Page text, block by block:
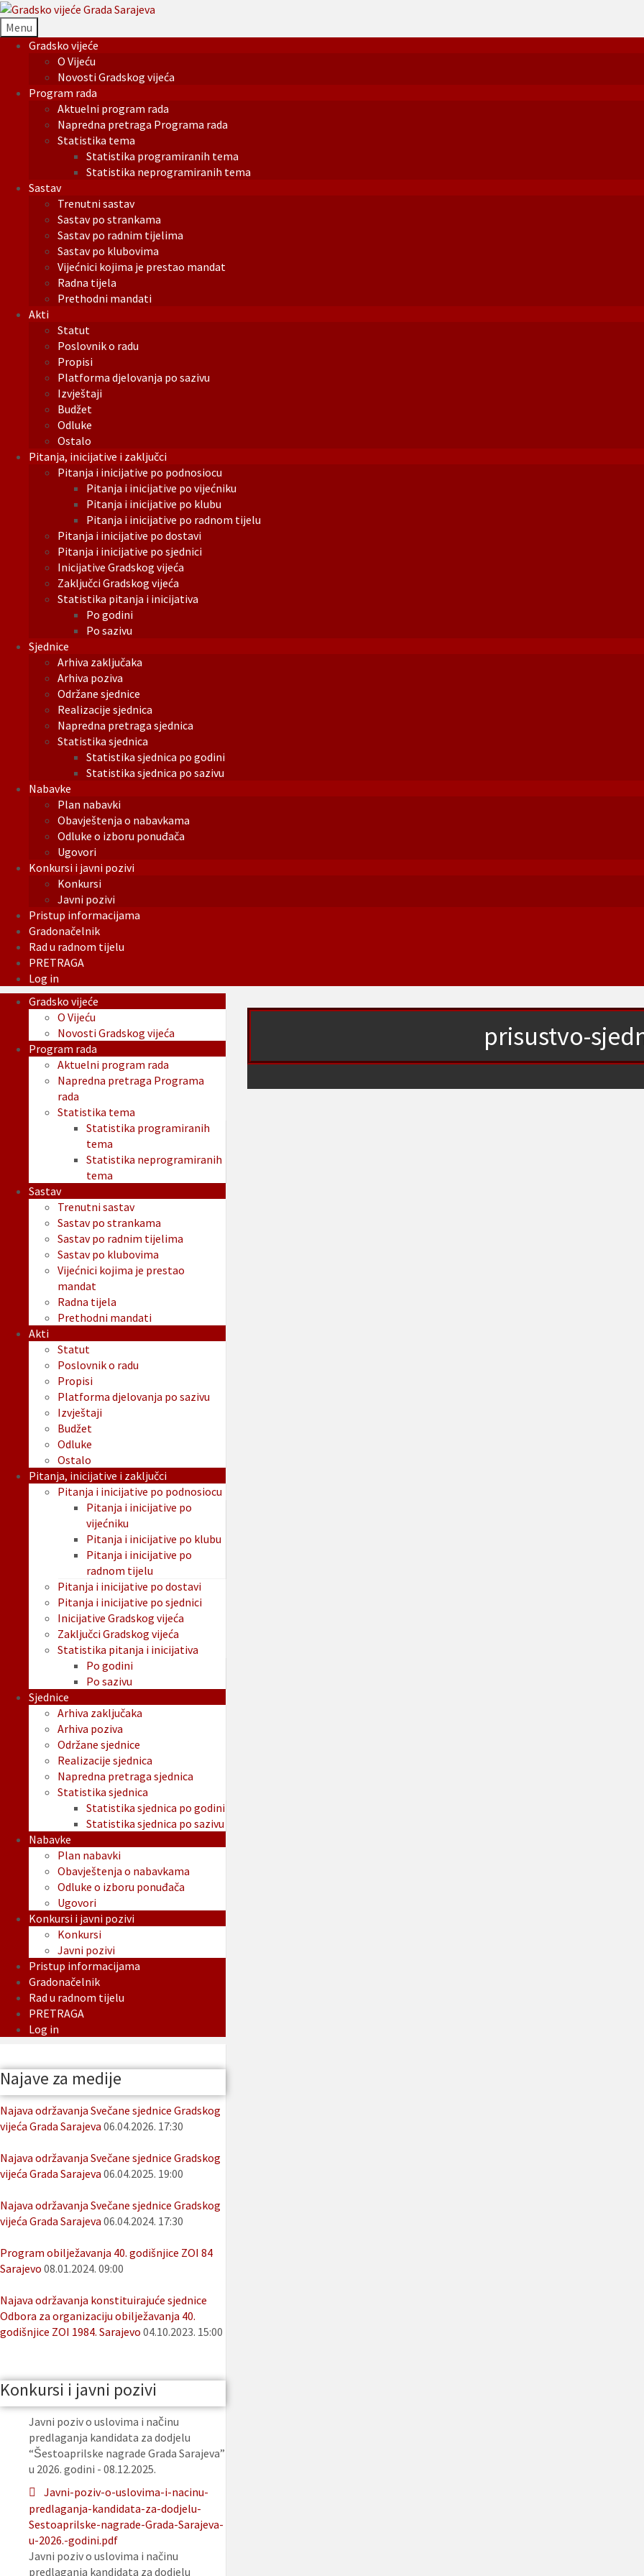
Menu
Gradsko vijeće
O Vijeću
Novosti Gradskog vijeća
Program rada
Aktuelni program rada
Napredna pretraga Programa rada
Statistika tema
Statistika programiranih tema
Statistika neprogramiranih tema
Sastav
Trenutni sastav
Sastav po strankama
Sastav po radnim tijelima
Sastav po klubovima
Vijećnici kojima je prestao mandat
Radna tijela
Prethodni mandati
Akti
Statut
Poslovnik o radu
Propisi
Platforma djelovanja po sazivu
Izvještaji
Budžet
Odluke
Ostalo
Pitanja, inicijative i zaključci
Pitanja i inicijative po podnosiocu
Pitanja i inicijative po vijećniku
Pitanja i inicijative po klubu
Pitanja i inicijative po radnom tijelu
Pitanja i inicijative po dostavi
Pitanja i inicijative po sjednici
Inicijative Gradskog vijeća
Zaključci Gradskog vijeća
Statistika pitanja i inicijativa
Po godini
Po sazivu
Sjednice
Arhiva zaključaka
Arhiva poziva
Održane sjednice
Realizacije sjednica
Napredna pretraga sjednica
Statistika sjednica
Statistika sjednica po godini
Statistika sjednica po sazivu
Nabavke
Plan nabavki
Obavještenja o nabavkama
Odluke o izboru ponuđača
Ugovori
Konkursi i javni pozivi
Konkursi
Javni pozivi
Pristup informacijama
Gradonačelnik
Rad u radnom tijelu
PRETRAGA
Log in
prisustvo-
Gradsko vijeće
O Vijeću
Novosti Gradskog vijeća
Program rada
Aktuelni program rada
Napredna pretraga Programa
rada
Statistika tema
Statistika programiranih
tema
Statistika neprogramiranih
tema
Sastav
Trenutni sastav
Sastav po strankama
Sastav po radnim tijelima
Sastav po klubovima
Vijećnici kojima je prestao
mandat
Radna tijela
Prethodni mandati
Akti
Statut
Poslovnik o radu
Propisi
Platforma djelovanja po sazivu
Izvještaji
Budžet
Odluke
Ostalo
Pitanja, inicijative i zaključci
Pitanja i inicijative po podnosiocu
Pitanja i inicijative po
vijećniku
Pitanja i inicijative po klubu
Pitanja i inicijative po
radnom tijelu
Pitanja i inicijative po dostavi
Pitanja i inicijative po sjednici
Inicijative Gradskog vijeća
Zaključci Gradskog vijeća
Statistika pitanja i inicijativa
Po godini
Po sazivu
Sjednice
Arhiva zaključaka
Arhiva poziva
Održane sjednice
Realizacije sjednica
Napredna pretraga sjednica
Statistika sjednica
Statistika sjednica po godini
Statistika sjednica po sazivu
Nabavke
Plan nabavki
Obavještenja o nabavkama
Odluke o izboru ponuđača
Ugovori
Konkursi i javni pozivi
Konkursi
Javni pozivi
Pristup informacijama
Gradonačelnik
Rad u radnom tijelu
PRETRAGA
Log in
Najave za medije
Najava održavanja Svečane sjednice Gradskog
vijeća Grada Sarajeva 06.04.2026. 17:30
Najava održavanja Svečane sjednice Gradskog
vijeća Grada Sarajeva 06.04.2025. 19:00
Najava održavanja Svečane sjednice Gradskog
vijeća Grada Sarajeva 06.04.2024. 17:30
Program obilježavanja 40. godišnjice ZOI 84
Sarajevo 08.01.2024. 09:00
Najava održavanja konstituirajuće sjednice
Odbora za organizaciju obilježavanja 40.
godišnjice ZOI 1984. Sarajevo 04.10.2023. 15:00
Konkursi i javni pozivi
Javni poziv o uslovima i načinu
predlaganja kandidata za dodjelu
“Šestoaprilske nagrade Grada Sarajeva”
u 2026. godini - 08.12.2025.
Javni-poziv-o-uslovima-i-nacinu-
predlaganja-kandidata-za-dodjelu-
Sestoaprilske-nagrade-Grada-Sarajeva-
u-2026.-godini.pdf
Javni poziv o uslovima i načinu
predlaganja kandidata za dodjelu